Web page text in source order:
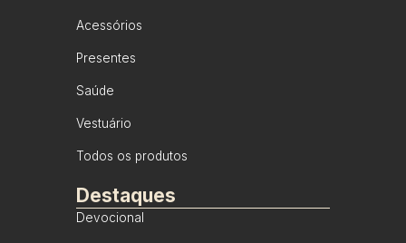
Acessórios
Presentes
Saúde
Vestuário
Todos os produtos
Destaques
Devocional